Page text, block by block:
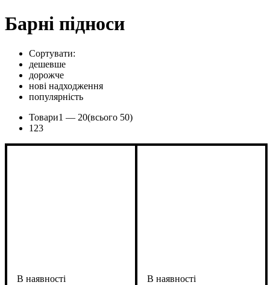
Барні підноси
Сортувати:
дешевше
дорожче
нові надходження
популярність
Товари1 — 20(всього 50)
1 23